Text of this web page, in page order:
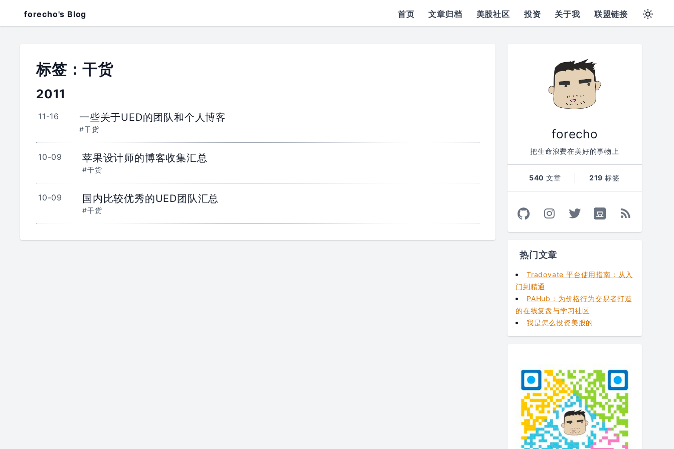
forecho's Blog 首页 文章归档 美股社区 投资 关于我 联盟链接
标签：干货
2011
11-16 一些关于UED的团队和个人博客
#干货
10-09 苹果设计师的博客收集汇总
#干货
10-09 国内比较优秀的UED团队汇总
#干货
forecho
把生命浪费在美好的事物上
540文章 219标签
热门文章
Tradovate 平台使用指南：从入
门到精通
PAHub：为价格行为交易者打造
的在线复盘与学习社区
我是怎么投资美股的